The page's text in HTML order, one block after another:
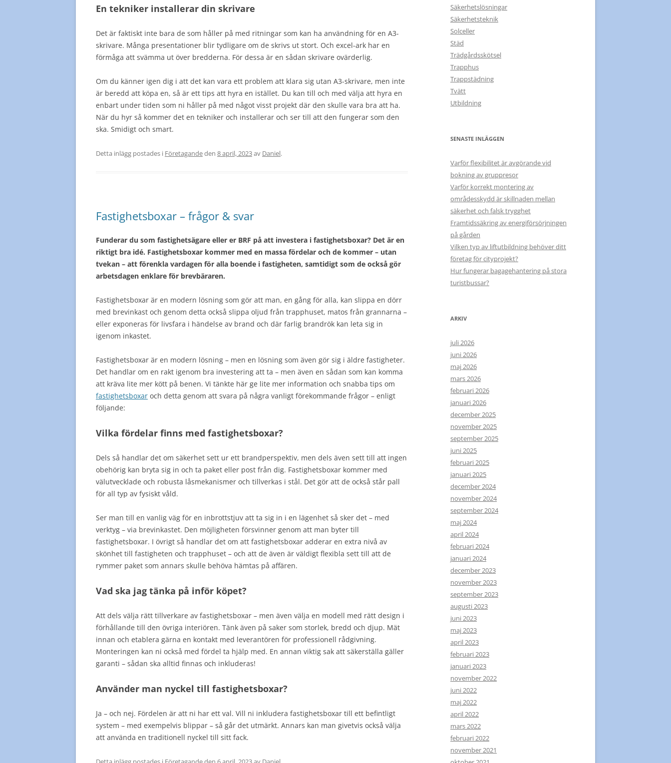
En tekniker installerar din skrivare
Det är faktiskt inte bara de som håller på med ritningar som kan ha användning för en A3-
skrivare. Många presentationer blir tydligare om de skrivs ut stort. Och excel-ark har en
förmåga att svämma ut över bredderna. För dessa är en sådan skrivare ovärderlig.
Om du känner igen dig i att det kan vara ett problem att klara sig utan A3-skrivare, men inte
är beredd att köpa en, så är ett tips att hyra en istället. Du kan till och med välja att hyra en
enbart under tiden som ni håller på med något visst projekt där den skulle vara bra att ha.
När du hyr så kommer det en tekniker och installerar och ser till att den fungerar som den
ska. Smidigt och smart.
Detta inlägg postades i Företagandeden 8 april, 2023av Daniel.
Fastighetsboxar – frågor & svar
Funderar du som fastighetsägare eller er BRF på att investera i fastighetsboxar? Det är en
riktigt bra idé. Fastighetsboxar kommer med en massa fördelar och de kommer – utan
tvekan – att förenkla vardagen för alla boende i fastigheten, samtidigt som de också gör
arbetsdagen enklare för brevbäraren.
Fastighetsboxar är en modern lösning som gör att man, en gång för alla, kan slippa en dörr
med brevinkast och genom detta också slippa oljud från trapphuset, matos från grannarna –
eller exponeras för livsfara i händelse av brand och där farlig brandrök kan leta sig in
igenom inkastet.
Fastighetsboxar är en modern lösning – men en lösning som även gör sig i äldre fastigheter.
Det handlar om en rakt igenom bra investering att ta – men även en sådan som kan komma
att kräva lite mer kött på benen. Vi tänkte här ge lite mer information och snabba tips om
fastighetsboxar och detta genom att svara på några vanligt förekommande frågor – enligt
följande:
Vilka fördelar finns med fastighetsboxar?
Dels så handlar det om säkerhet sett ur ett brandperspektiv, men dels även sett till att ingen
obehörig kan bryta sig in och ta paket eller post från dig. Fastighetsboxar kommer med
välutvecklade och robusta låsmekanismer och tillverkas i stål. Det gör att de också står pall
för all typ av fysiskt våld.
Ser man till en vanlig väg för en inbrottstjuv att ta sig in i en lägenhet så sker det – med
verktyg – via brevinkastet. Den möjligheten försvinner genom att man byter till
fastighetsboxar. I övrigt så handlar det om att fastighetsboxar adderar en extra nivå av
skönhet till fastigheten och trapphuset – och att de även är väldigt flexibla sett till att de
rymmer paket som annars skulle behöva hämtas på affären.
Vad ska jag tänka på inför köpet?
Att dels välja rätt tillverkare av fastighetsboxar – men även välja en modell med rätt design i
förhållande till den övriga interiören. Tänk även på saker som storlek, bredd och djup. Mät
innan och etablera gärna en kontakt med leverantören för professionell rådgivning.
Monteringen kan ni också med fördel ta hjälp med. En annan viktig sak att säkerställa gäller
garanti – sådan ska alltid finnas och inkluderas!
Använder man nyckel till fastighetsboxar?
Ja – och nej. Fördelen är att ni har ett val. Vill ni inkludera fastighetsboxar till ett befintligt
system – med exempelvis blippar – så går det utmärkt. Annars kan man givetvis också välja
att använda en traditionell nyckel till sitt fack.
Säkerhetslösningar
Säkerhetsteknik
Solceller
Städ
Trädgårdsskötsel
Trapphus
Trappstädning
Tvätt
Utbildning
SENASTE INLÄGGEN
Varför flexibilitet är avgörande vid
bokning av gruppresor
Varför korrekt montering av
områdesskydd är skillnaden mellan
säkerhet och falsk trygghet
Framtidssäkring av energiförsörjningen
på gården
Vilken typ av liftutbildning behöver ditt
företag för cityprojekt?
Hur fungerar bagagehantering på stora
turistbussar?
ARKIV
juli 2026
juni 2026
maj 2026
mars 2026
februari 2026
januari 2026
december 2025
november 2025
september 2025
juni 2025
februari 2025
januari 2025
december 2024
november 2024
september 2024
maj 2024
april 2024
februari 2024
januari 2024
december 2023
november 2023
september 2023
augusti 2023
juni 2023
maj 2023
april 2023
februari 2023
januari 2023
november 2022
juni 2022
maj 2022
april 2022
mars 2022
februari 2022
november 2021